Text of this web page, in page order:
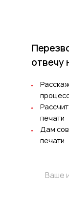
отвечу
печати
Дам
печати